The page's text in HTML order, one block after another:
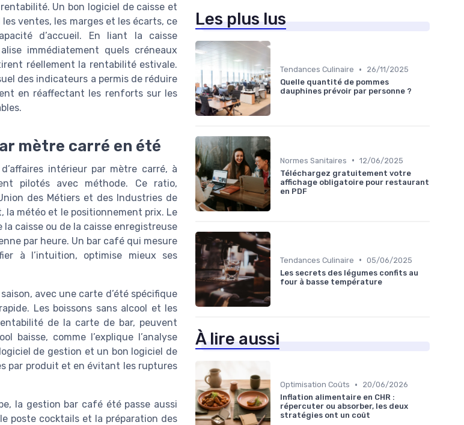
Un bon logiciel de caisse et
ventes, les marges et les écarts, ce
d’accueil. En liant la caisse
immédiatement quels créneaux
réellement la rentabilité estivale.
des indicateurs a permis de réduire
en réaffectant les renforts sur les
mètre carré en été
intérieur par mètre carré, à
pilotés avec méthode. Ce ratio,
des Métiers et des Industries de
la météo et le positionnement prix. Le
caisse ou de la caisse enregistreuse
par heure. Un bar café qui mesure
à l’intuition, optimise mieux ses
avec une carte d’été spécifique
Les boissons sans alcool et les
de la carte de bar, peuvent
baisse, comme l’explique l’analyse
de gestion et un bon logiciel de
par produit et en évitant les ruptures
la gestion bar café été passe aussi
poste cocktails et la préparation des
Les plus lus
Tendances Culinaire •
26/11/2025
Quelle quantité de pommes
dauphines prévoir par personne ?
Normes Sanitaires • 12/06/2025
Téléchargez gratuitement votre
affichage obligatoire pour restaurant
en PDF
Tendances Culinaire • 05/06/2025
Les secrets des légumes confits au
four à basse température
À lire aussi
Optimisation Coûts •
20/06/2026
Inflation alimentaire en CHR :
répercuter ou absorber, les deux
stratégies ont un coût